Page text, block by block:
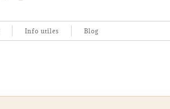
Info utiles Blog